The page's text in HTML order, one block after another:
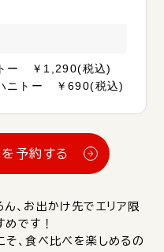
ー ￥1,290(税込)
ニトー ￥690(税込)
予約する
、お出かけ先でエリア限
です！
、食べ比べを楽しめるの